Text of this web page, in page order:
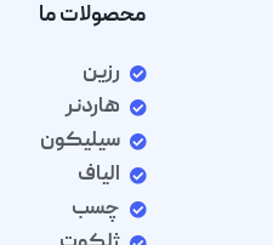
محصولات ما
رزین
هاردنر
سیلیکون
الیاف
چسب